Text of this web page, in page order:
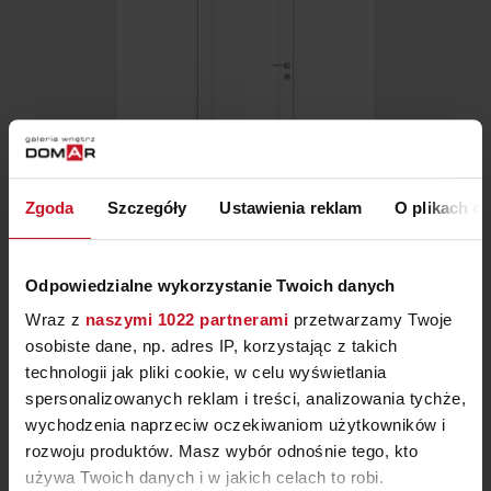
Zgoda Szczegóły Ustawienia reklam O plikach
Odpowiedzialne wykorzystanie Twoich danych
Wraz z naszymi 1022 partnerami przetwarzamy Twoje
osobiste dane, np. adres IP, korzystając z takich
technologii jak pliki cookie, w celu wyświetlania
spersonalizowanych reklam i treści, analizowania tychże,
wychodzenia naprzeciw oczekiwaniom użytkowników i
rozwoju produktów. Masz wybór odnośnie tego, kto
używa Twoich danych i w jakich celach to robi.
ZAPYTAJ O CENĘ W SALONIE